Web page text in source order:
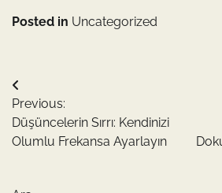
Posted in Uncategorized
Yazı
gezinmesi
Previous:
Düşüncelerin Sırrı: Kendinizi
Olumlu Frekansa Ayarlayın